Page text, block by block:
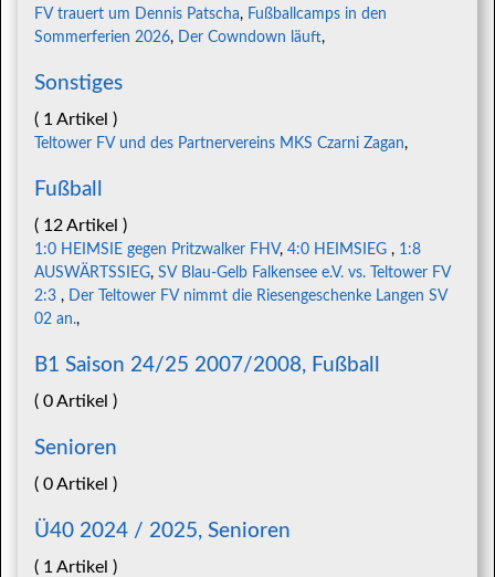
FV trauert um Dennis Patscha, Fußballcamps in den
Sommerferien 2026, Der Cowndown läuft,
Sonstiges
( 1 Artikel )
Teltower FV und des Partnervereins MKS Czarni Zagan,
Fußball
( 12 Artikel )
1:0 HEIMSIE gegen Pritzwalker FHV, 4:0 HEIMSIEG , 1:8
AUSWÄRTSSIEG, SV Blau-Gelb Falkensee e.V. vs. Teltower FV
2:3 , Der Teltower FV nimmt die Riesengeschenke Langen SV
02 an.,
B1 Saison 24/25 2007/2008, Fußball
( 0 Artikel )
Senioren
( 0 Artikel )
Ü40 2024 / 2025, Senioren
( 1 Artikel )